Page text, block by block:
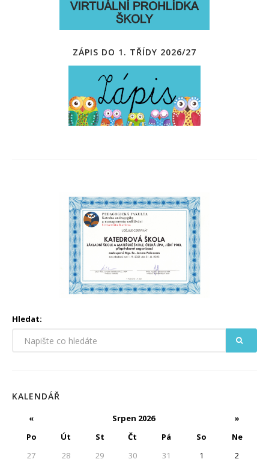
ZÁPIS DO 1. TŘÍDY 2026/27
Hledat:
KALENDÁŘ
« Srpen 2026
»
Po
Út St Čt Pá So
Ne
27
28 29 30 31 1
2